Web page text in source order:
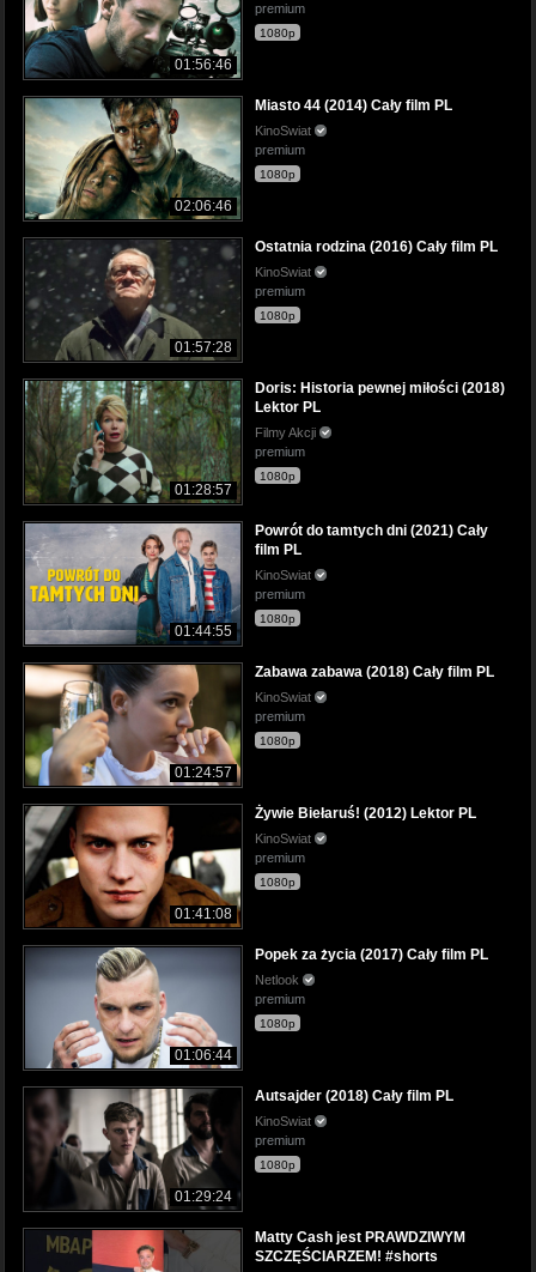
01:56:46
premium
1080p
02:06:46
Miasto 44 (2014) Cały film PL
KinoSwiat
premium
1080p
01:57:28
Ostatnia rodzina (2016) Cały film PL
KinoSwiat
premium
1080p
01:28:57
Doris: Historia pewnej miłości (2018)
Lektor PL
Filmy Akcji
premium
1080p
01:44:55
Powrót do tamtych dni (2021) Cały
film PL
KinoSwiat
premium
1080p
01:24:57
Zabawa zabawa (2018) Cały film PL
KinoSwiat
premium
1080p
01:41:08
Żywie Biełaruś! (2012) Lektor PL
KinoSwiat
premium
1080p
01:06:44
Popek za życia (2017) Cały film PL
Netlook
premium
1080p
01:29:24
Autsajder (2018) Cały film PL
KinoSwiat
premium
1080p
Matty Cash jest PRAWDZIWYM
SZCZĘŚCIARZEM! #shorts